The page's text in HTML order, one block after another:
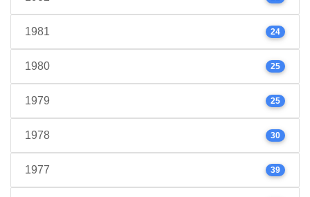
1981 24
1980 25
1979 25
1978 30
1977 39